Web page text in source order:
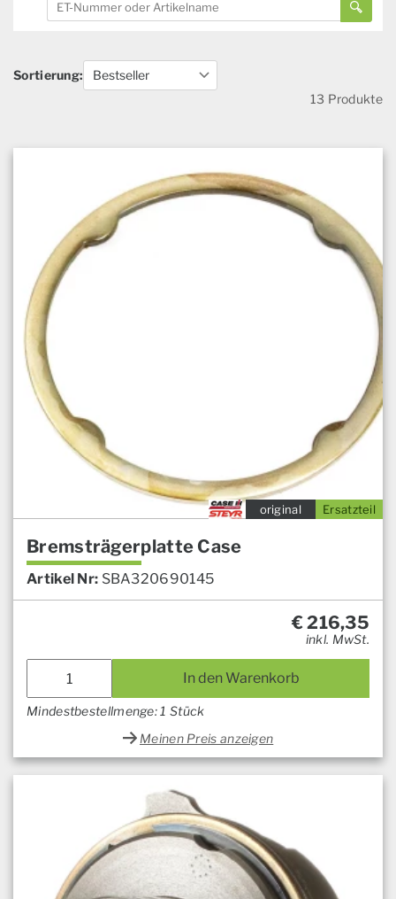
Sortierung:
13 Produkte
Ersatzteil
original
Bremsträgerplatte Case
Artikel Nr: SBA320690145
€216,35
inkl. MwSt.
In den Warenkorb
Mindestbestellmenge: 1 Stück
Meinen Preis anzeigen